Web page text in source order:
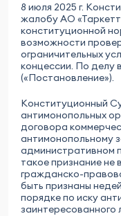
8 июля 2025 г.
жалобу АО «Таркетт
конституционной
возможности
ограничительных
концессии. По
(«Постановление»).
Конституционный
антимонопольных
договора
антимонопольному
административном
такое признание не
гражданско-
быть признаны
порядке по иску
заинтересованного